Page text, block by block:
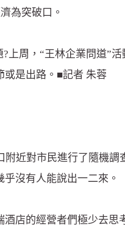
為突破口。
上周，“王林企業問道”
或是出路。■記者 朱蓉
近對市民進行了隨機調
沒有人能說出一二來。
店的經營者們極少去思